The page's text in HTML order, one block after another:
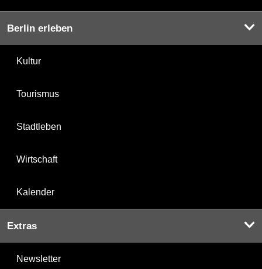
Berlin erleben
Kultur
Tourismus
Stadtleben
Wirtschaft
Kalender
Extras
Newsletter